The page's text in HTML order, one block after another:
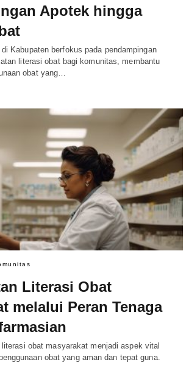
Apotek hingga
Kabupaten berfokus pada pendampingan
literasi obat bagi komunitas, membantu
obat yang…
Literasi Obat
melalui Peran Tenaga
obat masyarakat menjadi aspek vital
obat yang aman dan tepat guna.